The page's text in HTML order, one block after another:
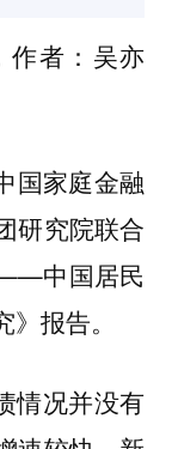
作者：吴亦
国家庭金融
研究院联合
中国居民
报告。
况并没有